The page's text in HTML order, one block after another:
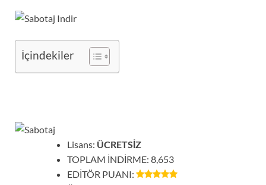
İçindekiler
Lisans: ÜCRETSİZ
TOPLAM İNDİRME: 8,653
EDİTÖR PUANI: